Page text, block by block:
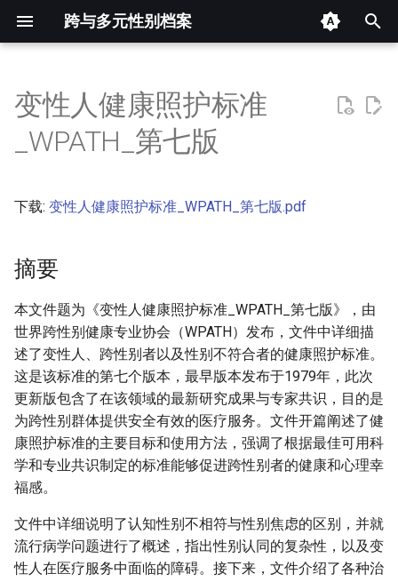
跨与多元性别档案
以
开
摘要
变性人健康照护标准
_WPATH_第七版
下载: 变性人健康照护标准_WPATH_第七版.pdf
摘要
本文件题为《变性人健康照护标准_WPATH_第七版》，由
世界跨性别健康专业协会（WPATH）发布，文件中详细描
述了变性人、跨性别者以及性别不符合者的健康照护标准。
这是该标准的第七个版本，最早版本发布于1979年，此次
更新版包含了在该领域的最新研究成果与专家共识，目的是
为跨性别群体提供安全有效的医疗服务。文件开篇阐述了健
康照护标准的主要目标和使用方法，强调了根据最佳可用科
学和专业共识制定的标准能够促进跨性别者的健康和心理幸
福感。
文件中详细说明了认知性别不相符与性别焦虑的区别，并就
流行病学问题进行了概述，指出性别认同的复杂性，以及变
性人在医疗服务中面临的障碍。接下来，文件介绍了各种治